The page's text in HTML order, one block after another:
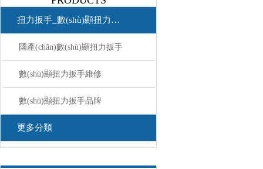
扭力扳手_數(shù)顯扭力扳手
國產(chǎn)數(shù)顯扭力扳手
數(shù)顯扭力扳手維修
數(shù)顯扭力扳手品牌
更多分類